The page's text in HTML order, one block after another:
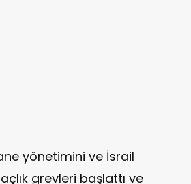
ve İsrail
grevleri başlattı ve